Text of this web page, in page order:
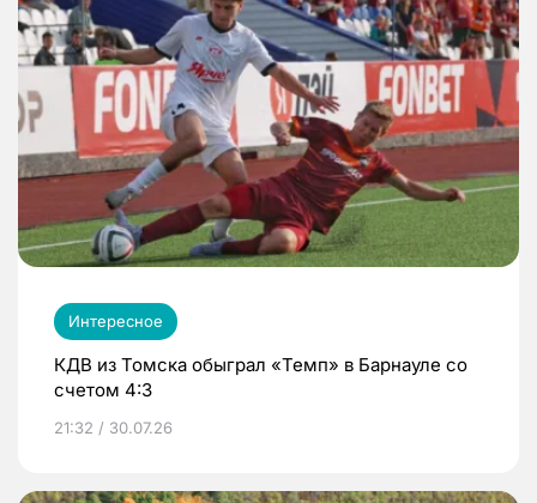
Интересное
КДВ из Томска обыграл «Темп» в Барнауле со
счетом 4:3
21:32 / 30.07.26